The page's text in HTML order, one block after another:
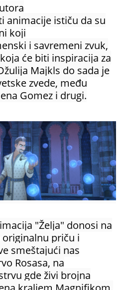
animacije ističu da su
koji
i savremeni zvuk,
će biti inspiracija za
Majkls do sada je
zvede, među
Gomez i drugi.
"Želja" donosi na
priču i
smeštajući nas
Rosasa, na
gde živi brojna